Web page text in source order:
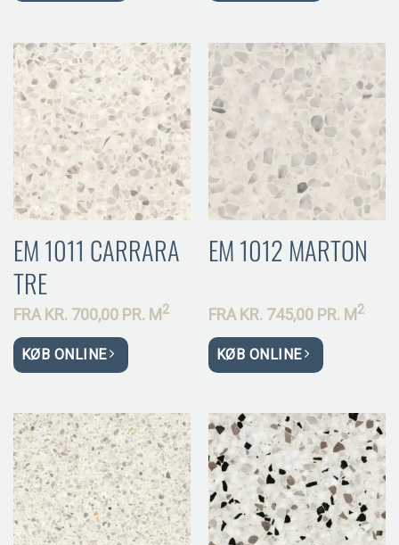
EM 1011 CARRARA
TRE
FRA KR. 700,00 PR. M 2
KØB ONLINE
EM 1012 MARTON
FRA KR. 745,00 PR. M 2
KØB ONLINE